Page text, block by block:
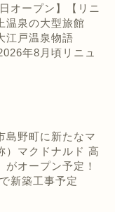
オープン】【リニ
温泉の大型旅館
江戸温泉物語
年8月頃リニュ
島野町に新たなマ
）マクドナルド 高
がオープン予定！
新築工事予定